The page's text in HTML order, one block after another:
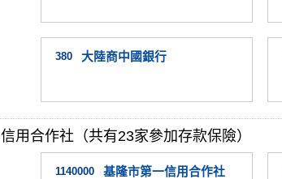
380 大陸商中國銀行
信用合作社（共有23家參加存款保險）
1140000 基隆市第一信用合作社